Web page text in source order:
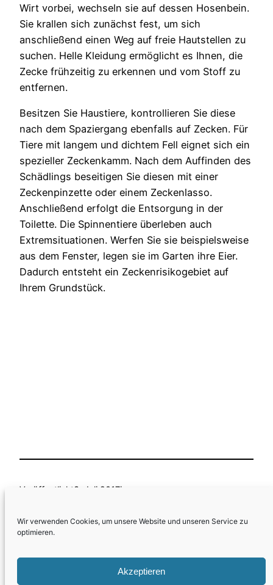
Wir verwenden Cookies, um unsere Website und unseren Service zu
optimieren.
Akzeptieren
Wirt vorbei, wechseln sie auf dessen Hosenbein.
Sie krallen sich zunächst fest, um sich
anschließend einen Weg auf freie Hautstellen zu
suchen. Helle Kleidung ermöglicht es Ihnen, die
Zecke frühzeitig zu erkennen und vom Stoff zu
entfernen.
Besitzen Sie Haustiere, kontrollieren Sie diese
nach dem Spaziergang ebenfalls auf Zecken. Für
Tiere mit langem und dichtem Fell eignet sich ein
spezieller Zeckenkamm. Nach dem Auffinden des
Schädlings beseitigen Sie diesen mit einer
Zeckenpinzette oder einem Zeckenlasso.
Anschließend erfolgt die Entsorgung in der
Toilette. Die Spinnentiere überleben auch
Extremsituationen. Werfen Sie sie beispielsweise
aus dem Fenster, legen sie im Garten ihre Eier.
Dadurch entsteht ein Zeckenrisikogebiet auf
Ihrem Grundstück.
Veröffentlicht 3. Juli 2017in
vonM.Foerster